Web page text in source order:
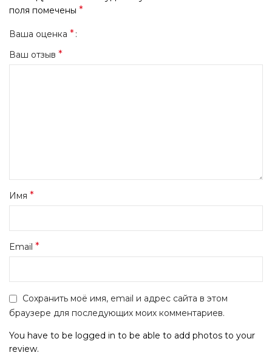
поля помечены *
Ваша оценка *
Ваш отзыв *
Имя *
Email *
Сохранить моё имя, email и адрес сайта в этом
браузере для последующих моих комментариев.
You have to be logged in to be able to add photos to your
review.